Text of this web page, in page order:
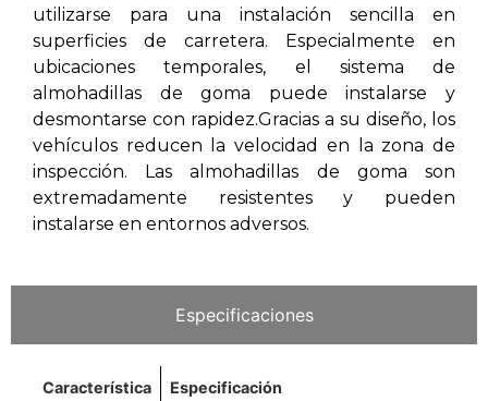
utilizarse para una instalación sencilla en
superficies de carretera. Especialmente en
ubicaciones temporales, el sistema de
almohadillas de goma puede instalarse y
desmontarse con rapidez.Gracias a su diseño, los
vehículos reducen la velocidad en la zona de
inspección. Las almohadillas de goma son
extremadamente resistentes y pueden
instalarse en entornos adversos.
Especificaciones
Característica Especificación